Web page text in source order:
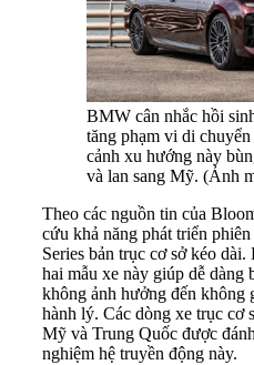
BMW cân nhắc hồi
tăng phạm vi di
cảnh xu hướng này
và lan sang Mỹ. (Ảnh
Theo các nguồn tin của
cứu khả năng phát triển
Series bản trục cơ sở kéo
hai mẫu xe này giúp dễ dàng
không ảnh hưởng đến không
hành lý. Các dòng xe trục cơ
Mỹ và Trung Quốc được
nghiệm hệ truyền động này.